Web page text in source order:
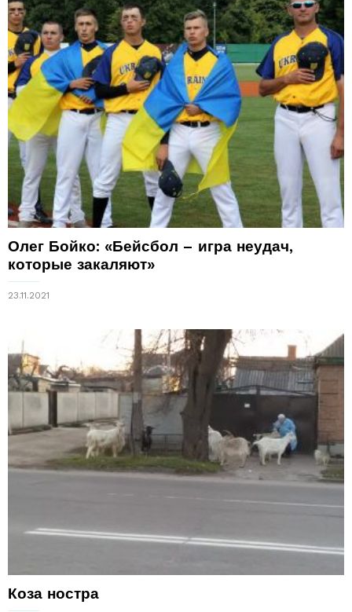
Олег Бойко: «Бейсбол – игра неудач,
которые закаляют»
23.11.2021
Коза ностра